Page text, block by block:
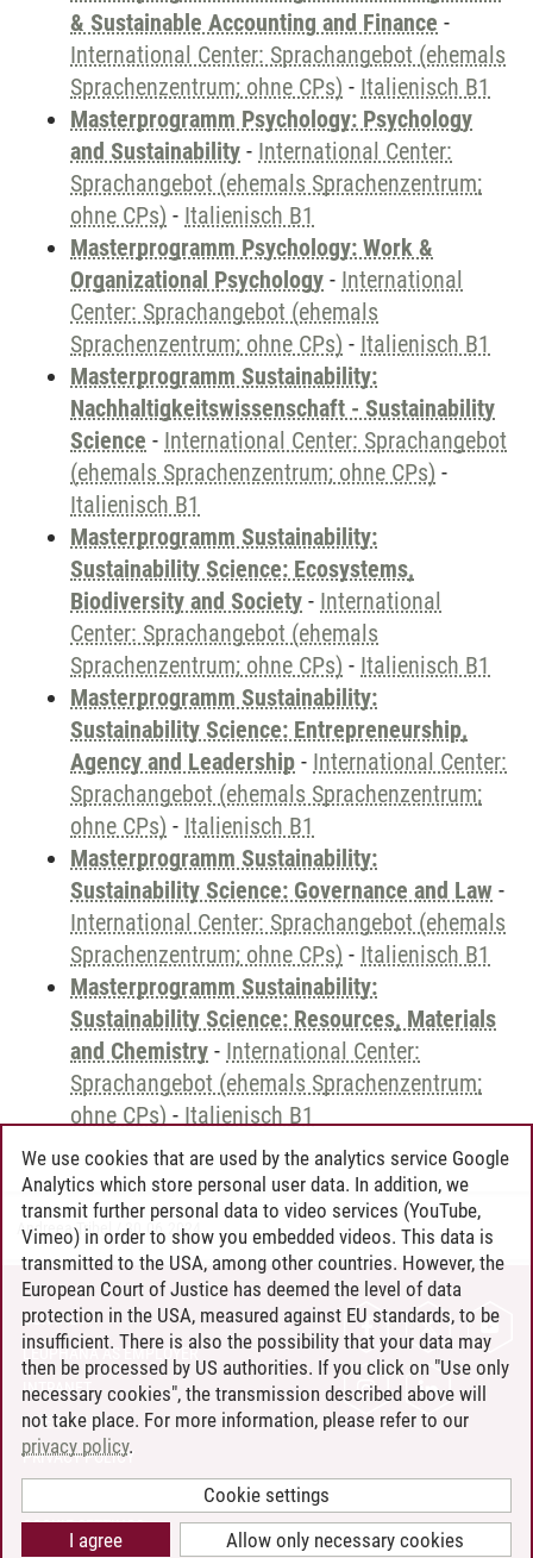
& Sustainable Accounting and Finance -
International Center: Sprachangebot (ehemals
Sprachenzentrum; ohne CPs) - Italienisch B1
Masterprogramm Psychology: Psychology
and Sustainability - International Center:
Sprachangebot (ehemals Sprachenzentrum;
ohne CPs) - Italienisch B1
Masterprogramm Psychology: Work &
Organizational Psychology - International
Center: Sprachangebot (ehemals
Sprachenzentrum; ohne CPs) - Italienisch B1
Masterprogramm Sustainability:
Nachhaltigkeitswissenschaft - Sustainability
Science - International Center: Sprachangebot
(ehemals Sprachenzentrum; ohne CPs) -
Italienisch B1
Masterprogramm Sustainability:
Sustainability Science: Ecosystems,
Biodiversity and Society - International
Center: Sprachangebot (ehemals
Sprachenzentrum; ohne CPs) - Italienisch B1
Masterprogramm Sustainability:
Sustainability Science: Entrepreneurship,
Agency and Leadership - International Center:
Sprachangebot (ehemals Sprachenzentrum;
ohne CPs) - Italienisch B1
Masterprogramm Sustainability:
Sustainability Science: Governance and Law -
International Center: Sprachangebot (ehemals
Sprachenzentrum; ohne CPs) - Italienisch B1
Masterprogramm Sustainability:
Sustainability Science: Resources, Materials
and Chemistry - International Center:
Sprachangebot (ehemals Sprachenzentrum;
ohne CPs) - Italienisch B1
Andreea Tribel 30.06.2024
CONTACT
LEUPHANA AS EMPLOYER
INTRANET
SITE NOTICE
PRIVACY POLICY
COOKIE SETTINGS
We use cookies that are used by the analytics service Google
Analytics which store personal user data. In addition, we
transmit further personal data to video services (YouTube,
Vimeo) in order to show you embedded videos. This data is
transmitted to the USA, among other countries. However, the
European Court of Justice has deemed the level of data
protection in the USA, measured against EU standards, to be
insufficient. There is also the possibility that your data may
then be processed by US authorities. If you click on "Use only
necessary cookies", the transmission described above will
not take place. For more information, please refer to our
privacy policy.
Cookie settings
Allow only necessary cookies
I agree